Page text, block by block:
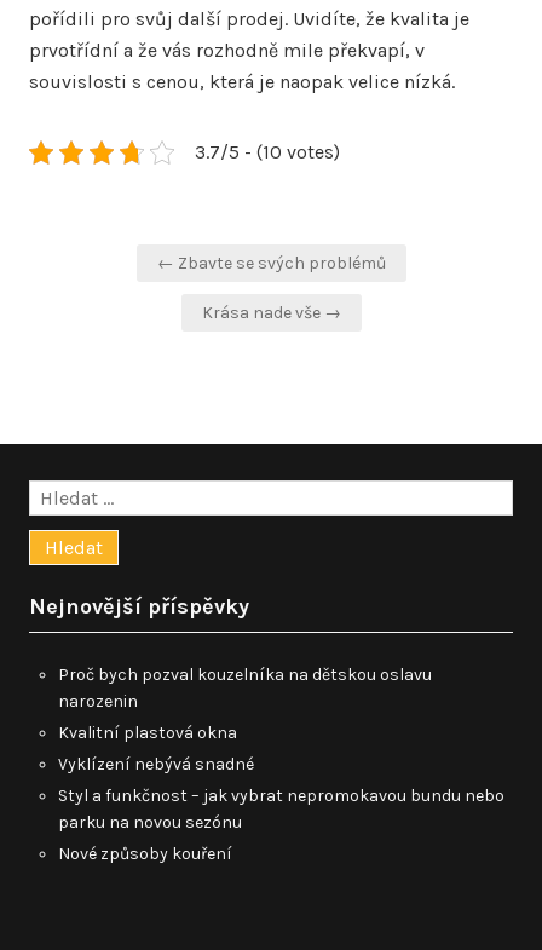
pořídili pro svůj další prodej. Uvidíte, že kvalita je
prvotřídní a že vás rozhodně mile překvapí, v
souvislosti s cenou, která je naopak velice nízká.
3.7/5 - (10 votes)
Navigace← Zbavte se svých problémů
Krása nade vše →
Vyhledávání
Nejnovější příspěvky
Proč bych pozval kouzelníka na dětskou oslavu
narozenin
Kvalitní plastová okna
Vyklízení nebývá snadné
Styl a funkčnost – jak vybrat nepromokavou bundu nebo
parku na novou sezónu
Nové způsoby kouření